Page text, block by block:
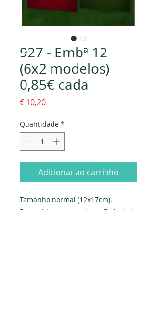
927 - Embª 12
(6x2 modelos)
0,85€ cada
€ 10,20Preço
Quantidade *
Adicionar ao carrinho
Tamanho normal (12x17cm).
Fornecido com envelope. Embalado